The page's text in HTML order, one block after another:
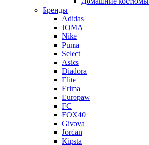
Бренды
Adidas
JOMA
Nike
Puma
Select
Asics
Diadora
Elite
Erima
Europaw
FC
FOX40
Givova
Jordan
Kipsta